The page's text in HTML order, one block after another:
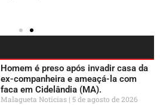
Homem é preso após invadir casa da
ex-companheira e ameaçá-la com
faca em Cidelândia (MA).
Malagueta Notícias 5 de agosto de 2026